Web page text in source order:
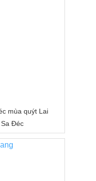
mùa quýt Lai
Sa Đéc